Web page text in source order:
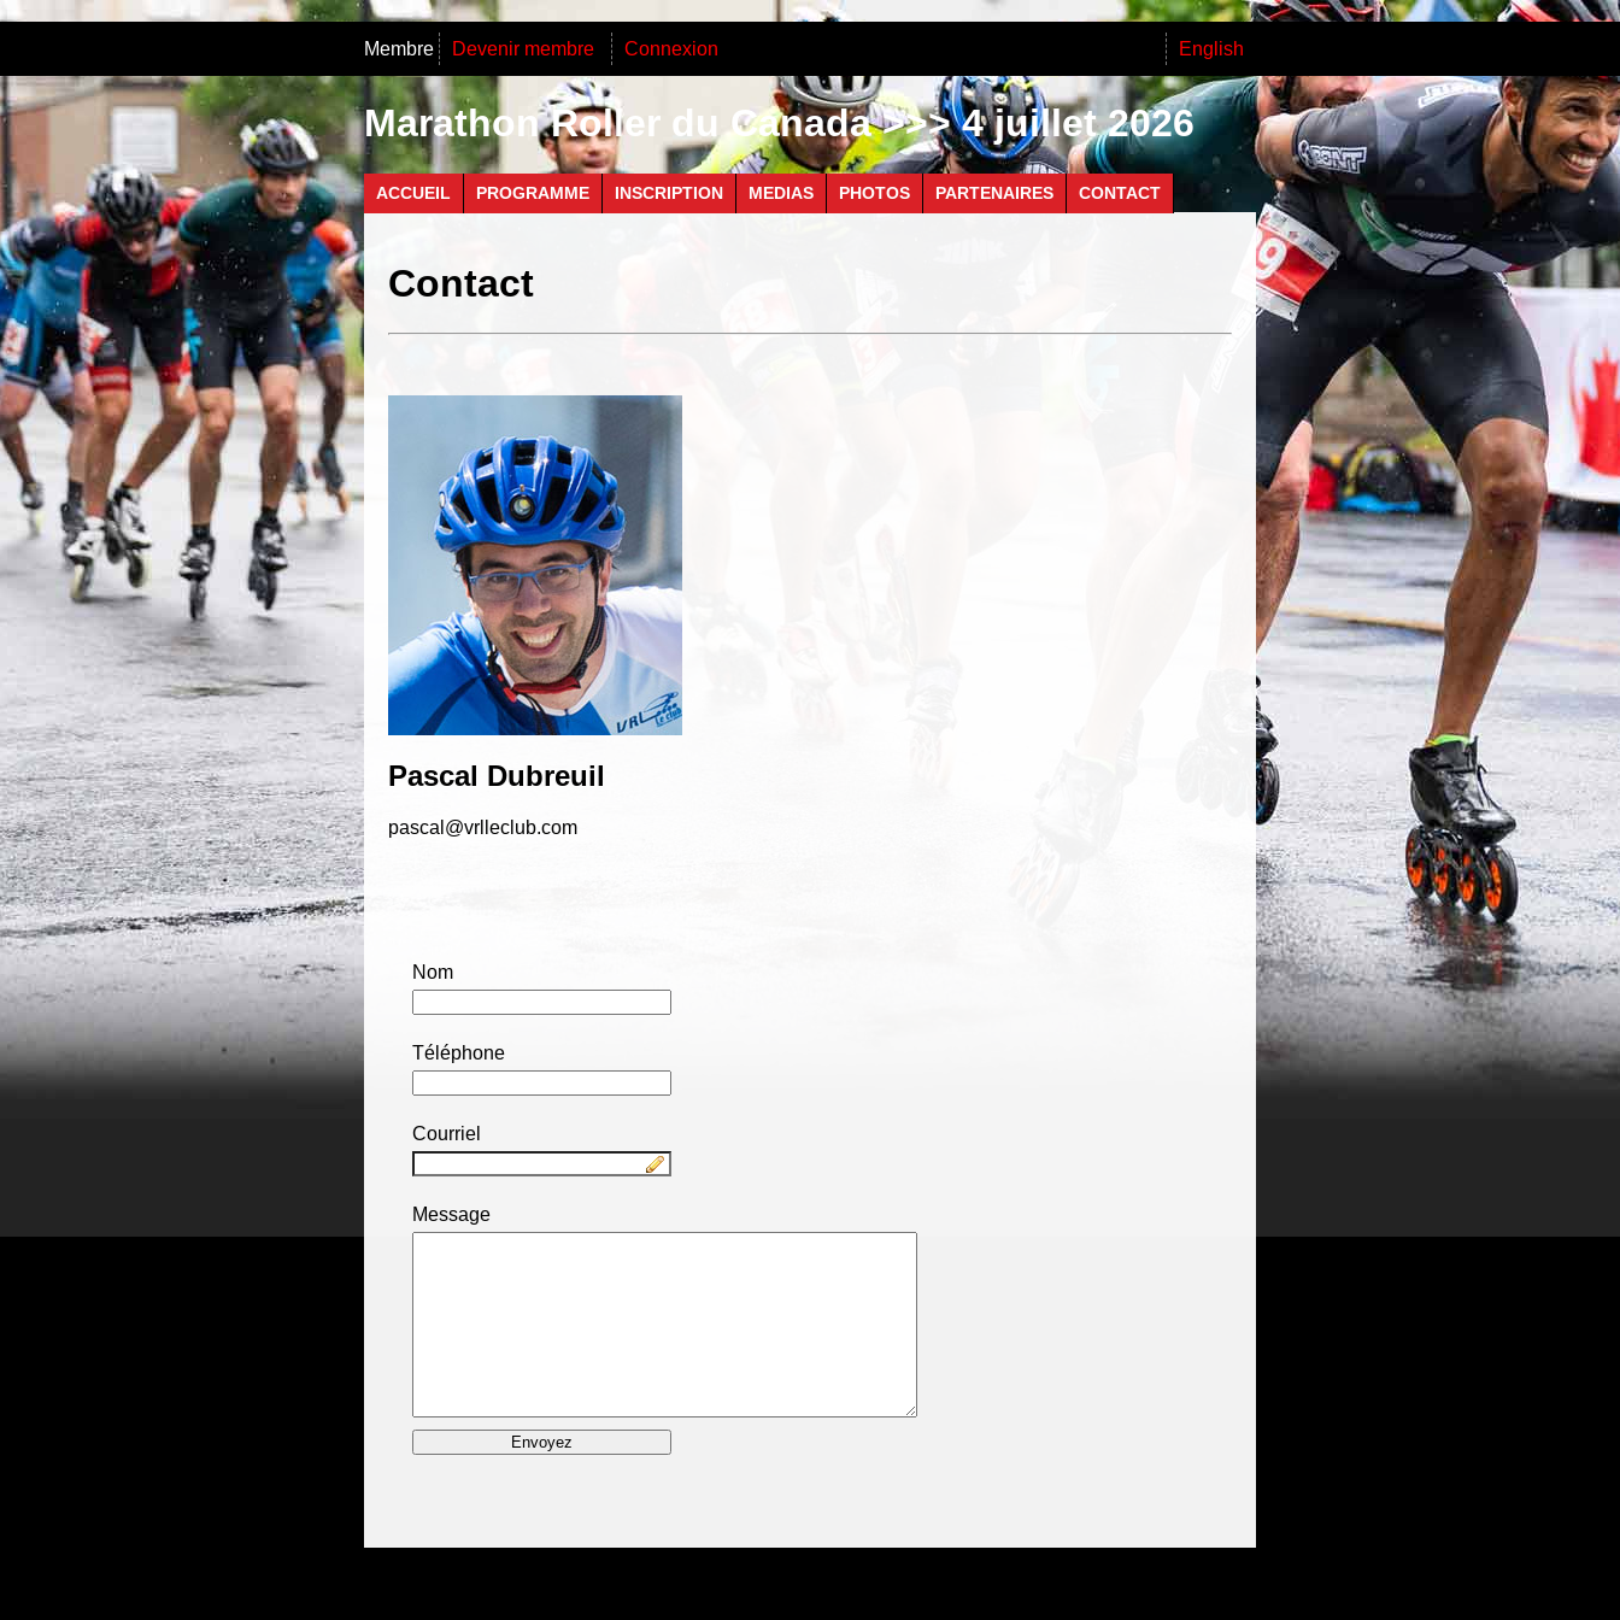
Membre Devenir membre Connexion English
Marathon Roller du Canada >>> 4 juillet 2026
ACCUEIL PROGRAMME INSCRIPTION MEDIAS PHOTOS PARTENAIRES CONTACT
Contact
Pascal Dubreuil
pascal@vrlleclub.com
Nom
Téléphone
Courriel
Message